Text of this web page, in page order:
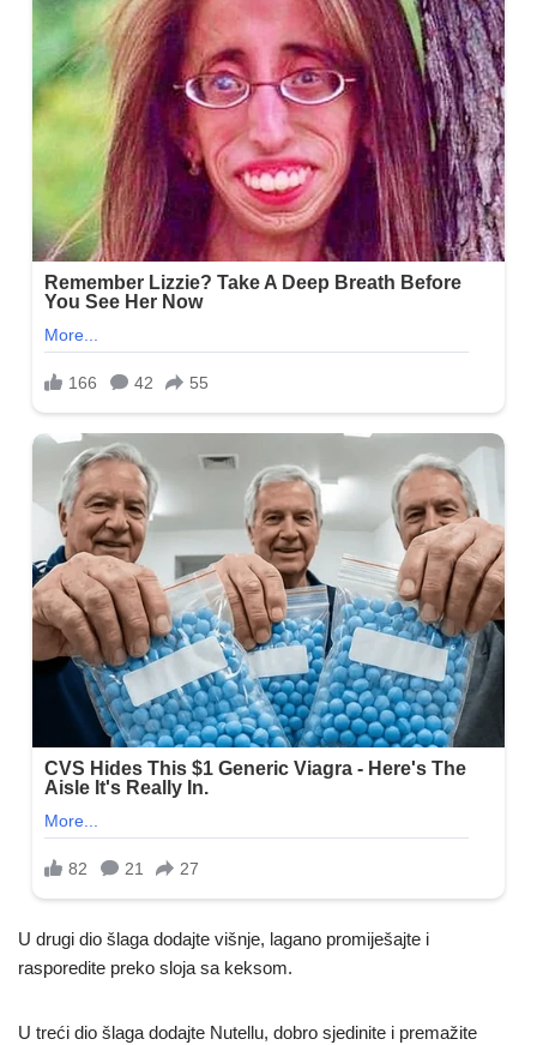
U drugi dio šlaga dodajte višnje, lagano promiješajte i
rasporedite preko sloja sa keksom.
U treći dio šlaga dodajte Nutellu, dobro sjedinite i premažite